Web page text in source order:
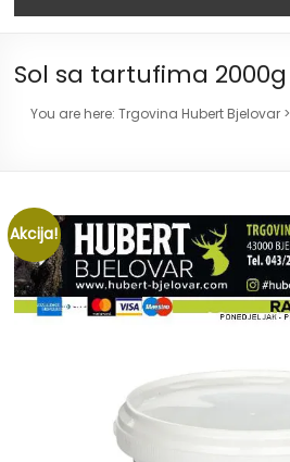
Sol sa tartufima 2000g
You are here: Trgovina Hubert Bjelovar>
Akcija!